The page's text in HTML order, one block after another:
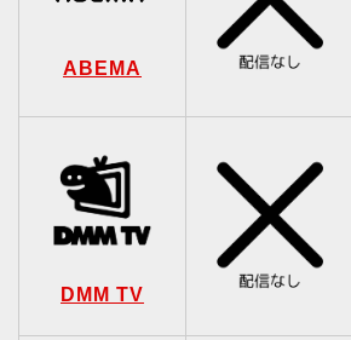
ABEMA
DMM TV